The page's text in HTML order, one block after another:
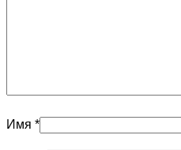
Имя *